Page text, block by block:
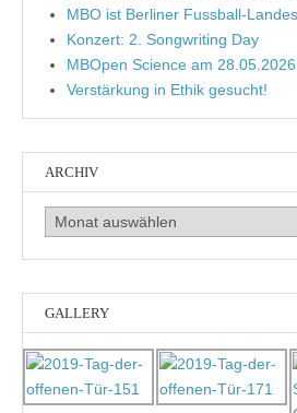
MBO ist Berliner Fussball-
Konzert: 2. Songwriting Day
MBOpen Science am 28.05.2026
Verstärkung in Ethik gesucht!
ARCHIV
Archiv
GALLERY